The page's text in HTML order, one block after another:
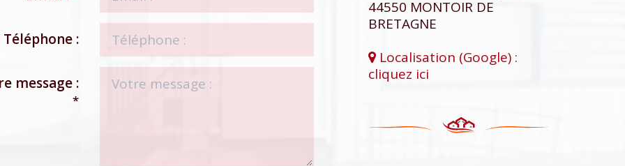
Téléphone :
message :
*
44550 MONTOIR DE
BRETAGNE
Localisation (Google) :
cliquez ici